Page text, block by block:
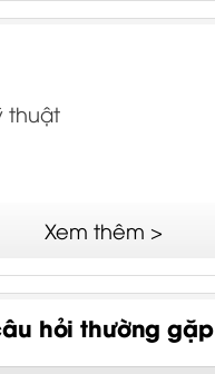
thuật
Xem thêm >
hỏi thường gặp